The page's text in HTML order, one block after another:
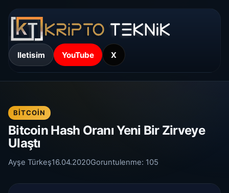
Iletisim YouTube X
BITCOIN
Bitcoin Hash Oranı Yeni Bir Zirveye
Ulaştı
Ayşe Türkeş16.04.2020Goruntulenme: 105